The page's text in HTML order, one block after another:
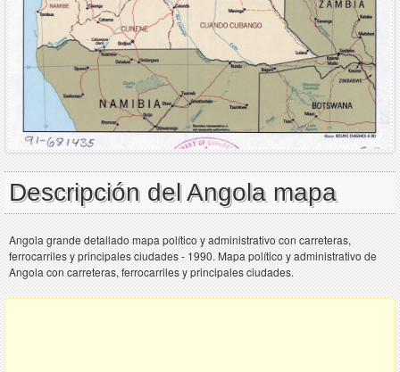
Descripción del Angola mapa
Angola grande detallado mapa político y administrativo con carreteras,
ferrocarriles y principales ciudades - 1990. Mapa político y administrativo de
Angola con carreteras, ferrocarriles y principales ciudades.